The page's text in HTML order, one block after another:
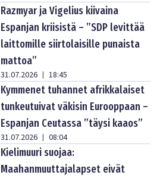
Razmyar ja Vigelius kiivaina
Espanjan kriisistä – ”SDP levittää
laittomille siirtolaisille punaista
mattoa”
31.07.2026 | 18:45
Kymmenet tuhannet afrikkalaiset
tunkeutuivat väkisin Eurooppaan –
Espanjan Ceutassa ”täysi kaaos”
31.07.2026 | 08:04
Kielimuuri suojaa:
Maahanmuuttajalapset eivät